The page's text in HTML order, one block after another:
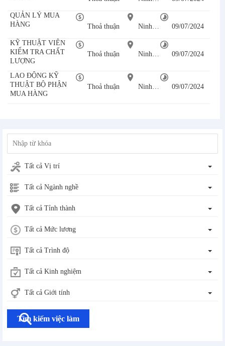
QUẢN LÝ MUA
HÀNG
Thoả thuận Ninh Bình 09/07/2024
KỸ THUẬT VIÊN
KIỂM TRA CHẤT
LƯỢNG
Thoả thuận Ninh Bình 09/07/2024
LAO ĐỘNG KỸ
THUẬT BỘ PHẬN
MUA HÀNG
Thoả thuận Ninh Bình 09/07/2024
Tất cả Vị trí
Tất cả Ngành nghề
Tất cả Tỉnh thành
Tất cả Mức lương
Tất cả Trình độ
Tất cả Kinh nghiệm
Tất cả Giới tính
Tìm kiếm việc làm